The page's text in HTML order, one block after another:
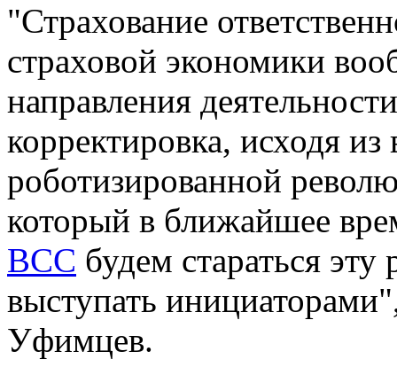
"Страхование
страховой экономики
направления
корректировка, исходя из
роботизированной
который в ближайшее
ВСС будем стараться
выступать
Уфимцев.